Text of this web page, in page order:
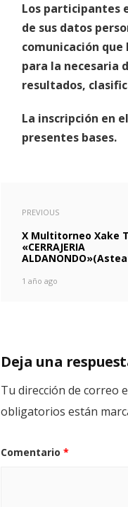
Los participantes
de sus datos
comunicación
para la necesaria
resultados,
La inscripción en
presentes bases.
PREVIOUS
X Multitorneo Xake
«CERRAJERIA
1 año ago
Deja una
Tu dirección de correo
obligatorios están
Comentario *